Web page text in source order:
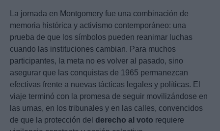
La jornada en Montgomery fue una combinación de
memoria histórica y activismo contemporáneo: una
prueba de que los símbolos pueden reanimar luchas
cuando las instituciones cambian. Para muchos
participantes, la meta no es volver al pasado, sino
asegurar que las conquistas de 1965 permanezcan
efectivas frente a nuevas tácticas legales y políticas. El
viaje terminó con la promesa de seguir movilizándose en
las urnas, en los tribunales y en las calles, convencidos
de que la protección del derecho al voto requiere